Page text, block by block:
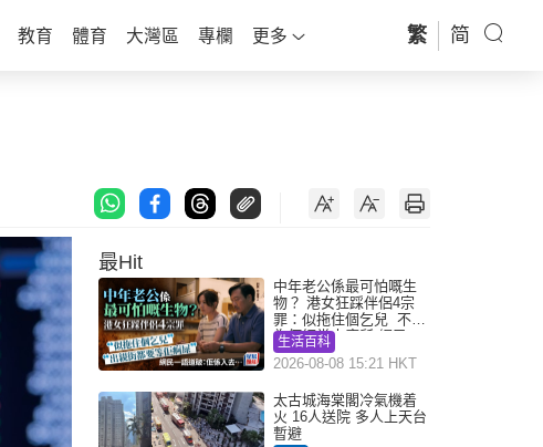
教育 體育 大灣區 專欄 更多 繁 简
最Hit
中年老公係最可怕嘅生
物？ 港女狂踩伴侶4宗
罪：似拖住個乞兒 不解
為何經常去廁所 網民一
語道破
生活百科
2026-08-08 15:21 HKT
太古城海棠閣冷氣機着
火 16人送院 多人上天台
暫避